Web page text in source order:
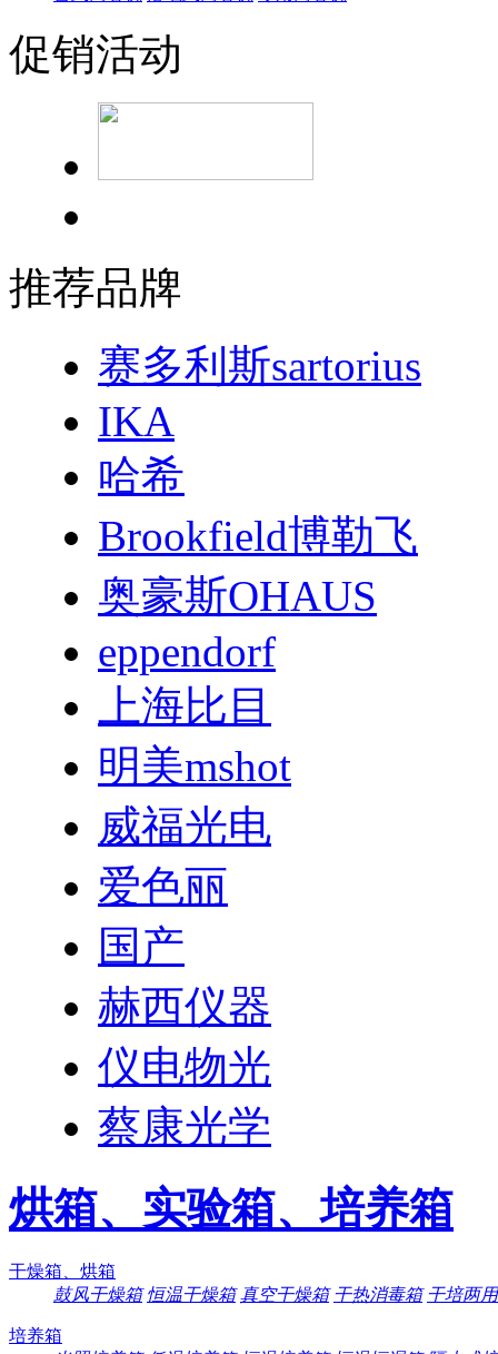
促销活动
推荐品牌
赛多利斯sartorius
IKA
哈希
Brookfield博勒飞
奥豪斯OHAUS
eppendorf
上海比目
明美mshot
威福光电
爱色丽
国产
赫西仪器
仪电物光
蔡康光学
烘箱、实验箱、培养箱
干燥箱、烘箱
鼓风干燥箱 恒温干燥箱 真空干燥箱 干热消毒箱 干培两
培养箱